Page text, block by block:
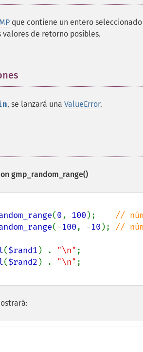
que contiene un entero
valores de retorno posibles.
, se lanzará una ValueError.
gmp_random_range()
(0, 100 );
(-100, -10 ); //
($rand1 ) . "\n" ;
($rand2 ) . "\n"